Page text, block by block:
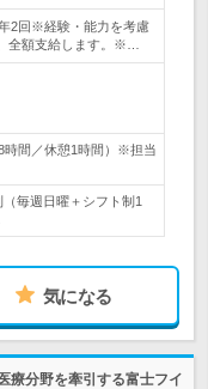
2回※経験・能力を考慮
全額支給します。※…
時間／休憩1時間）※担当
毎週日曜＋シフト制1
気になる
療分野を牽引する富士フイ